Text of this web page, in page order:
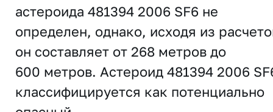
астероида 481394 2006 SF6 не
определен, однако, исходя из
он составляет от 268 метров до
600 метров. Астероид 481394 2006
классифицируется как потенциально